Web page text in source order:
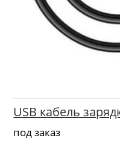
USB кабель
под заказ